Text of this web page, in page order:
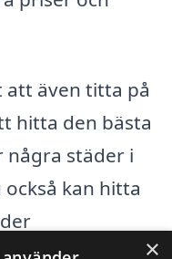
att även titta på
hitta den bästa
några städer i
kan hitta
×